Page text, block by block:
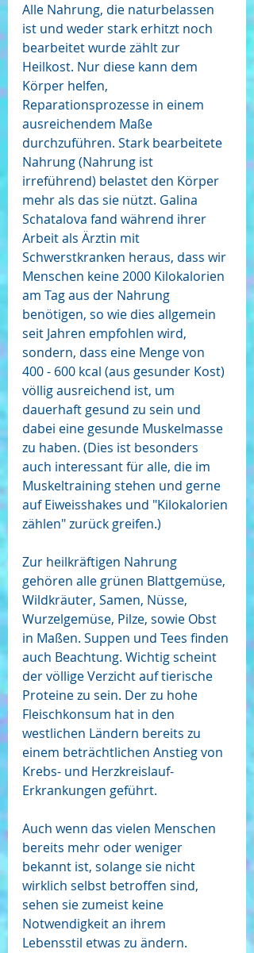
Alle Nahrung, die naturbelassen
ist und weder stark erhitzt noch
bearbeitet wurde zählt zur
Heilkost. Nur diese kann dem
Körper helfen,
Reparationsprozesse in einem
ausreichendem Maße
durchzuführen. Stark bearbeitete
Nahrung (Nahrung ist
irreführend) belastet den Körper
mehr als das sie nützt. Galina
Schatalova fand während ihrer
Arbeit als Ärztin mit
Schwerstkranken heraus, dass wir
Menschen keine 2000 Kilokalorien
am Tag aus der Nahrung
benötigen, so wie dies allgemein
seit Jahren empfohlen wird,
sondern, dass eine Menge von
400 - 600 kcal (aus gesunder Kost)
völlig ausreichend ist, um
dauerhaft gesund zu sein und
dabei eine gesunde Muskelmasse
zu haben. (Dies ist besonders
auch interessant für alle, die im
Muskeltraining stehen und gerne
auf Eiweisshakes und "Kilokalorien
zählen" zurück greifen.)
Zur heilkräftigen Nahrung
gehören alle grünen Blattgemüse,
Wildkräuter, Samen, Nüsse,
Wurzelgemüse, Pilze, sowie Obst
in Maßen. Suppen und Tees finden
auch Beachtung. Wichtig scheint
der völlige Verzicht auf tierische
Proteine zu sein. Der zu hohe
Fleischkonsum hat in den
westlichen Ländern bereits zu
einem beträchtlichen Anstieg von
Krebs- und Herzkreislauf-
Erkrankungen geführt.
Auch wenn das vielen Menschen
bereits mehr oder weniger
bekannt ist, solange sie nicht
wirklich selbst betroffen sind,
sehen sie zumeist keine
Notwendigkeit an ihrem
Lebensstil etwas zu ändern.